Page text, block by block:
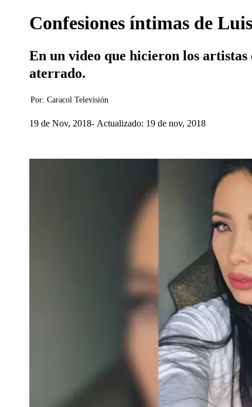
Confesiones íntimas de
En un video que hicieron los artistas
aterrado.
Por: Caracol Televisión
19 de Nov, 2018 Actualizado: 19 de nov, 2018